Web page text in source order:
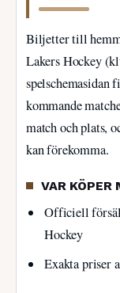
Biljetter till
Lakers Hockey
spelschemasidan
kommande
match och plats,
kan förekomma.
VAR
Officiell
Hockey
Exakta priser